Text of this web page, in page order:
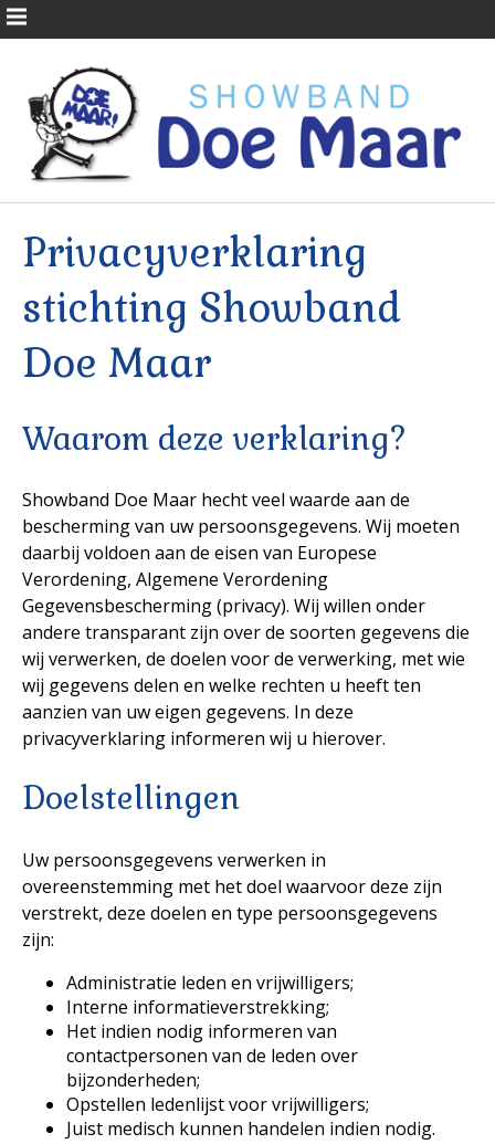
Privacyverklaring
stichting Showband
Doe Maar
Waarom deze verklaring?
Showband Doe Maar hecht veel waarde aan de
bescherming van uw persoonsgegevens. Wij moeten
daarbij voldoen aan de eisen van Europese
Verordening, Algemene Verordening
Gegevensbescherming (privacy). Wij willen onder
andere transparant zijn over de soorten gegevens die
wij verwerken, de doelen voor de verwerking, met wie
wij gegevens delen en welke rechten u heeft ten
aanzien van uw eigen gegevens. In deze
privacyverklaring informeren wij u hierover.
Doelstellingen
Uw persoonsgegevens verwerken in
overeenstemming met het doel waarvoor deze zijn
verstrekt, deze doelen en type persoonsgegevens
zijn:
Administratie leden en vrijwilligers;
Interne informatieverstrekking;
Het indien nodig informeren van
contactpersonen van de leden over
bijzonderheden;
Opstellen ledenlijst voor vrijwilligers;
Juist medisch kunnen handelen indien nodig.